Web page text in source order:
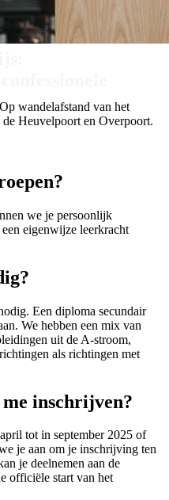
wandelafstand van het
Heuvelpoort en Overpoort.
we je persoonlijk
eigenwijze leerkracht
Een diploma secundair
We hebben een mix van
uit de A-stroom,
als richtingen met
inschrijven?
tot in september 2025 of
je aan om je inschrijving ten
je deelnemen aan de
officiële start van het